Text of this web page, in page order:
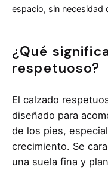
espacio, sin necesidad
¿Qué
respetuoso?
El calzado
diseñado para
de los pies,
crecimiento. Se
una suela fina y